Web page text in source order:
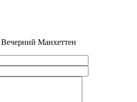
Вечерний Манхеттен